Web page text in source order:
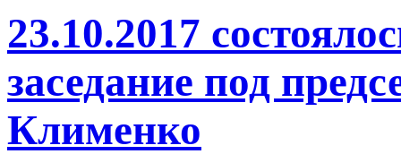
23.10.2017
заседание под
Клименко